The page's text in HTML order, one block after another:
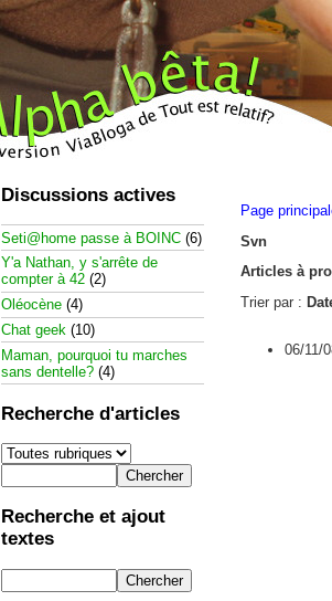
Page
Svn
Articles à
Trier par :
06/11/
Discussions actives
Seti@home passe à BOINC (6)
Y'a Nathan, y s'arrête de
compter à 42 (2)
Oléocène (4)
Chat geek (10)
Maman, pourquoi tu marches
sans dentelle? (4)
Recherche d'articles
Recherche et ajout
textes